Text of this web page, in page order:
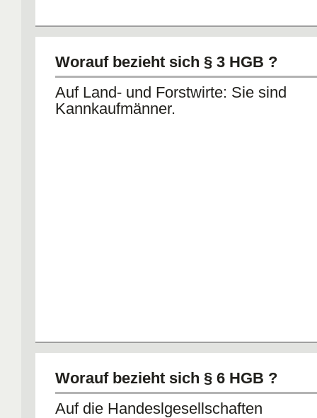
Worauf bezieht sich § 3 HGB ?
Auf Land- und Forstwirte: Sie sind
Kannkaufmänner.
Worauf bezieht sich § 6 HGB ?
Auf die Handeslgesellschaften